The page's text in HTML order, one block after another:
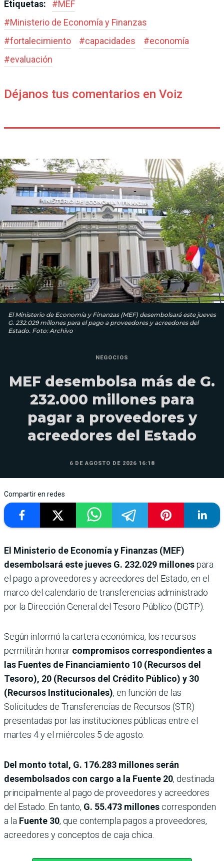
Etiquetas: #MEF
#Ministerio de Economía y Finanzas
#fortalecimiento #capacidades #economía
#evaluación
Déjanos tus comentarios en Voiz
El Ministerio de Economía y Finanzas (MEF) desembolsará este jueves
G. 232.029 millones para el pago a proveedores y acreedores del
Estado. Foto: Archivo
NEGOCIOS
MEF desembolsa más de G.
232.000 millones para
pagar a proveedores y
acreedores del Estado
6 DE AGOSTO DE 2026 16:18
Compartir en redes
El Ministerio de Economía y Finanzas (MEF)
desembolsará este jueves G. 232.029 millonespara
el pago a proveedores y acreedores del Estado, en el
marco del calendario de transferencias administrado
por la Dirección General del Tesoro Público (DGTP).
Según informó la cartera económica, los recursos
permitirán honrar compromisos correspondientes a
las Fuentes de Financiamiento 10 (Recursos del
Tesoro), 20 (Recursos del Crédito Público) y 30
(Recursos Institucionales), en función de las
Solicitudes de Transferencias de Recursos (STR)
presentadas por las instituciones públicas entre el
martes 4 y el miércoles 5 de agosto.
Del monto total, G. 176.283 millones serán
desembolsados con cargo a la Fuente 20, destinada
principalmente al pago de proveedores y acreedores
del Estado. En tanto, G. 55.473 millones corresponden
a la Fuente 30, que contempla pagos a proveedores,
acreedores y conceptos de caja chica.